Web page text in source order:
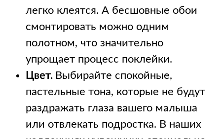
легко клеятся. А бесшовные обои
смонтировать можно одним
полотном, что значительно
упрощает процесс поклейки.
Цвет. Выбирайте спокойные,
пастельные тона, которые не будут
раздражать глаза вашего малыша
или отвлекать подростка. В наших